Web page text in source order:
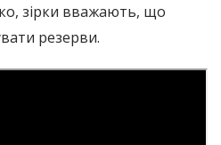
зірки вважають, що
резерви.